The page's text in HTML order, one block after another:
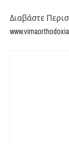
Διαβάστε